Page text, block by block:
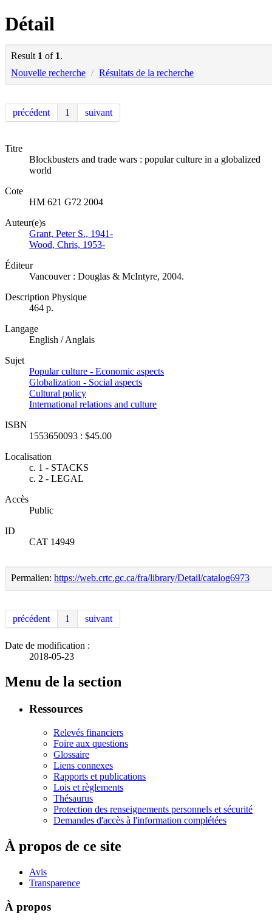
Détail
Result 1 of 1.
Nouvelle recherche / Résultats de la recherche
précédent 1 suivant
Titre
Blockbusters and trade wars : popular culture in a globalized
world
Cote
HM 621 G72 2004
Auteur(e)s
Grant, Peter S., 1941-
Wood, Chris, 1953-
Éditeur
Vancouver : Douglas & McIntyre, 2004.
Description Physique
464 p.
Langage
English / Anglais
Sujet
Popular culture - Economic aspects
Globalization - Social aspects
Cultural policy
International relations and culture
ISBN
1553650093 : $45.00
Localisation
c. 1 - STACKS
c. 2 - LEGAL
Accès
Public
ID
CAT 14949
Permalien: https://web.crtc.gc.ca/fra/library/Detail/catalog6973
précédent 1 suivant
Date de modification :
2018-05-23
Menu de la section
Ressources
Relevés financiers
Foire aux questions
Glossaire
Liens connexes
Rapports et publications
Lois et règlements
Thésaurus
Protection des renseignements personnels et sécurité
Demandes d'accès à l'information complétées
À propos de ce site
Avis
Transparence
À propos